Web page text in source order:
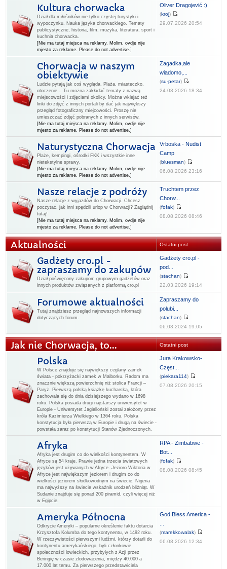
Kultura chorwacka
Dział dla miłośników nie tylko czystej turystyki i
wypoczynku. Nauka języka chorwackiego. Tematy
publicystyczne, historia, film, muzyka, literatura, sport i
kuchnia chorwacka.
[Nie ma tutaj miejsca na reklamy. Molim, ovdje nije
mjesto za reklame. Please do not advertise.]
Oliver Dragojević :)
(kroj)
29.07.2026 20:54
Chorwacja w naszym
obiektywie
Ludzie pytają jak coś wygląda. Plaża, miasteczko,
otoczenie... Tu można zakładać tematy z nazwą
miejscowości i zdjęciami okolicy. Można wklejać też
linki do zdjęć z innych portali by dać jak największy
przegląd fotograficzny miejcowości. Proszę nie
umieszczać zdjęć pobranych z innych serwisów.
[Nie ma tutaj miejsca na reklamy. Molim, ovdje nije
mjesto za reklame. Please do not advertise.]
Zagadka,ale
wiadomo,...
(su-petar)
24.03.2026 18:34
Naturystyczna Chorwacja
Plaże, kempingi, ośrodki FKK i wszystkie inne
nietekstylne sprawy.
[Nie ma tutaj miejsca na reklamy. Molim, ovdje nije
mjesto za reklame. Please do not advertise.]
Vrboska - Nudist
Camp
(bluesman)
06.08.2026 23:16
Nasze relacje z podróży
Nasze relacje z wyjazdów do Chorwacji. Chcesz
poczytać, jak inni spędzili urlop w Chorwacji? Zaglądnij
tutaj!
[Nie ma tutaj miejsca na reklamy. Molim, ovdje nije
mjesto za reklame. Please do not advertise.]
Truchtem przez
Chorw...
(fofak)
08.08.2026 08:46
Aktualności Ostatni post
Gadżety cro.pl -
zapraszamy do zakupów
Dział poświęcony zakupom grupowym gadżetów oraz
innych produktów związanych z platformą cro.pl
Gadżety cro.pl -
pod...
(stachan)
22.03.2026 19:14
Forumowe aktualności
Tutaj znajdziesz przegląd najnowszych informacji
dotyczących forum.
Zapraszamy do
polubi...
(stachan)
06.03.2024 19:05
Jak nie Chorwacja, to... Ostatni post
Polska
W Polsce znajduje się największy ceglany zamek
świata - pokrzyżacki zamek w Malborku. Radom ma
znacznie większą powierzchnię niż stolica Francji –
Paryż. Pierwszą polską książkę kucharską, która
zachowała się do dnia dzisiejszego wydano w 1698
roku. Polska posiada drugi najstarszy uniwersytet w
Europie - Uniwersytet Jagielloński został założony przez
króla Kazimierza Wielkiego w 1364 roku. Polska
konstytucja była pierwszą w Europie i drugą na świecie -
powstała zaraz po konstytucji Stanów Zjednoczonych.
Jura Krakowsko-
Częst...
(piekara114)
07.08.2026 20:15
Afryka
Afryka jest drugim co do wielkości kontynentem. W
Afryce są 54 kraje. Prawie jedna trzecia światowych
języków jest używanych w Afryce. Jezioro Wiktoria w
Afryce jest największym jeziorem i drugim co do
wielkości jeziorem słodkowodnym na świecie. Nigeria
ma najwyższy na świecie wskaźnik urodzeń bliźniąt. W
Sudanie znajduje się ponad 200 piramid, czyli więcej niż
w Egipcie.
RPA - Zimbabwe -
Bot...
(fofak)
08.08.2026 08:45
Ameryka Północna
Odkrycie Ameryki – popularne określenie faktu dotarcia
Krzysztofa Kolumba do tego kontynentu, w 1492 roku.
W rzeczywistości pierwszymi ludźmi, którzy dotarli do
kontynentu amerykańskiego, byli członkowie
społeczności łowieckich, przybyłych z Azji przez
Beringię w czasie zlodowacenia, między 40.000 a
17.000 lat temu. Za pierwszego przedstawiciela
God Bless America -
(marekkowalak)
06.08.2026 12:34